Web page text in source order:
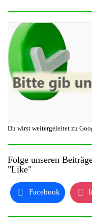
Du wirst weitergeleitet zu
Folge unseren
"Like"
Facebook